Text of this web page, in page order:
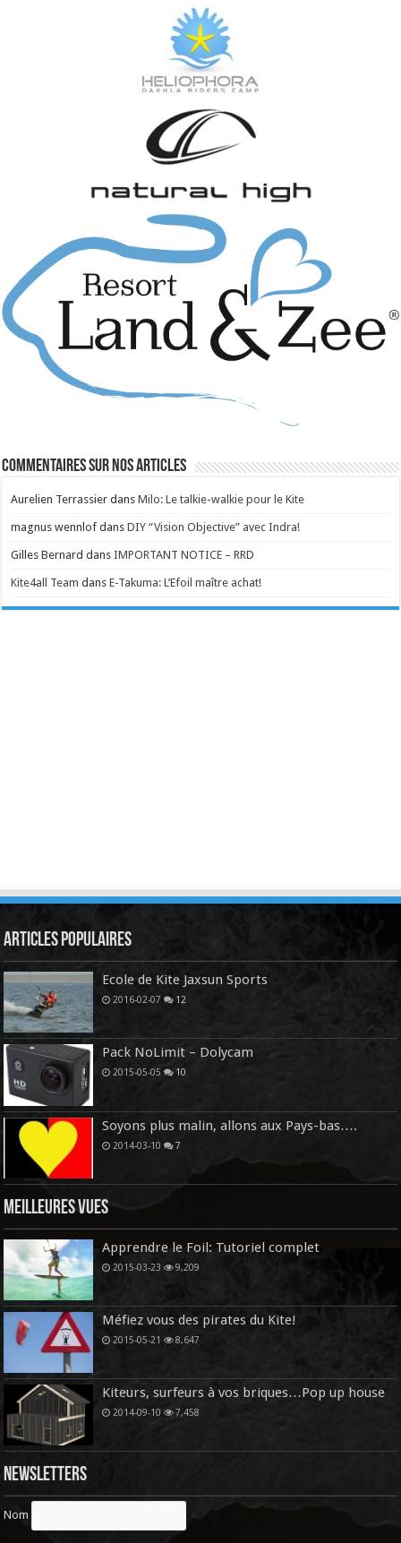
Commentaires sur nos articles
Aurelien Terrassier dansMilo: Le talkie-walkie pour le Kite
magnus wennlof dansDIY “Vision Objective” avec Indra!
Gilles Bernard dansIMPORTANT NOTICE – RRD
Kite4all Team dansE-Takuma: L’Efoil maître achat!
Articles Populaires
Ecole de Kite Jaxsun Sports
2016-02-07 12
Pack NoLimit – Dolycam
2015-05-05 10
Soyons plus malin, allons aux Pays-bas….
2014-03-10 7
Meilleures vues
Apprendre le Foil: Tutoriel complet
2015-03-23 9,209
Méfiez vous des pirates du Kite!
2015-05-21 8,647
Kiteurs, surfeurs à vos briques…Pop up house
2014-09-10 7,458
Newsletters
Nom